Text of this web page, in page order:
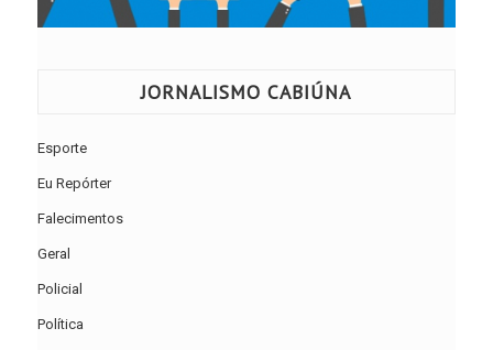
JORNALISMO CABIÚNA
Esporte
Eu Repórter
Falecimentos
Geral
Policial
Política